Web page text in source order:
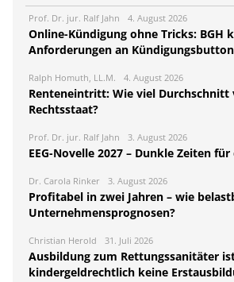
Prof. Dr. jur. Ralf Jahn 4. August 2026
Online-Kündigung ohne Tricks: BGH
Anforderungen an
Ralph Homuth, LL.M. 4. August 2026
Renteneintritt: Wie viel Durchschnitt
Rechtsstaat?
Prof. Dr. jur. Ralf Jahn 3. August 2026
EEG-Novelle 2027 – Dunkle Zeiten
Dr. Carola Rinker 3. August 2026
Profitabel in zwei Jahren – wie
Unternehmensprognosen?
Christian Herold 31. Juli 2026
Ausbildung zum Rettungssanitäter
kindergeldrechtlich keine